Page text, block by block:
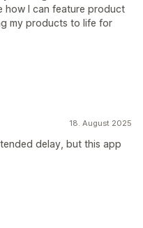
how I can feature product
my products to life for
18. August 2025
delay, but this app